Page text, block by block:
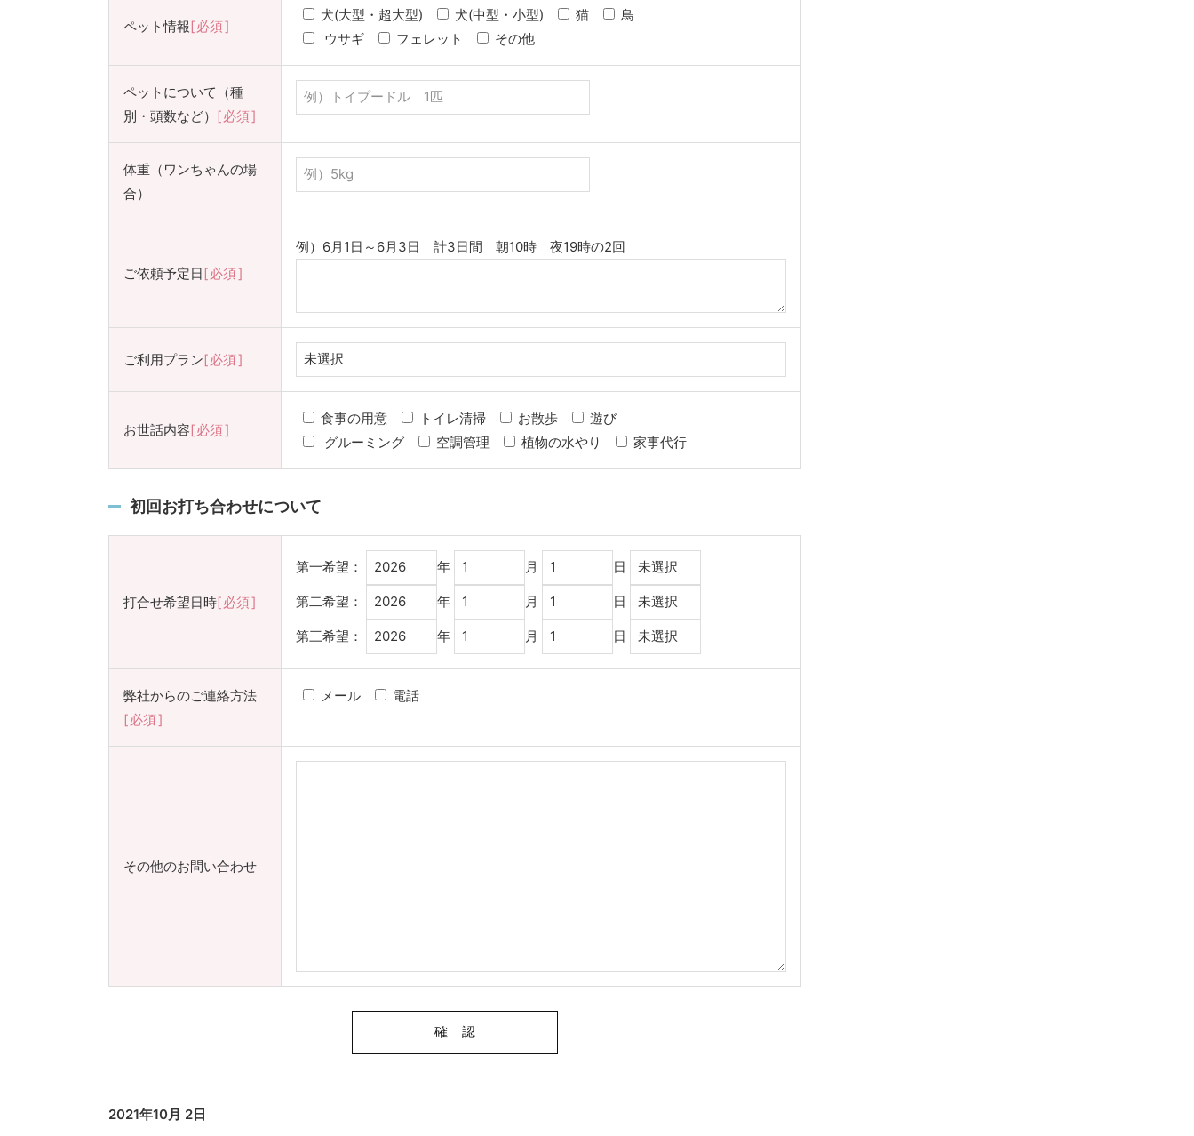
ペット情報 必須
犬(大型・超大型) 犬(中型・小型) 猫
鳥
ウサギ
フェレット その他
ペットについて（種
別・頭数など）
必須
体重（ワンちゃんの場
合）
ご依頼予定日 必須
例）6月1日～6月3日 計3日間 朝10時 夜19時の2回
ご利用プラン 必須
お世話内容 必須
食事の用意 トイレ清掃 お散歩
遊び
グルーミング
空調管理 植物の水やり 家事代行
初回お打ち合わせについて
打合せ希望日時 必須
第一希望： 年 月 日
第二希望： 年 月 日
第三希望： 年 月 日
弊社からのご連絡方法
必須
メール 電話
その他のお問い合わせ
2021年10月 2日